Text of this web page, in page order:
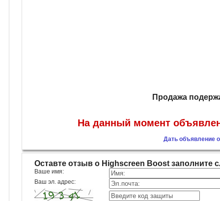
Продажа
На данный момент
Дать объявление
Оставте отзыв о Highscreen Boost
Ваше имя:
Ваш эл. адрес: